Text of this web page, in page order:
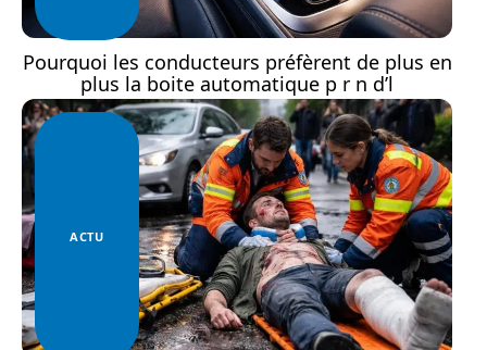
Pourquoi les conducteurs préfèrent de plus en
plus la boite automatique p r n d’l
ACTU